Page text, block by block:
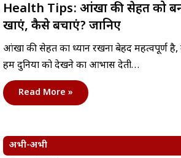
Health Tips: आंखों की सेहत को
खाएं, कैसे बचाएं? जानिए
आंखों की सेहत का ध्यान रखना बेहद महत्वपूर्ण है,
हमें दुनिया को देखने का आभास देती…
Read More »
अभी-अभी